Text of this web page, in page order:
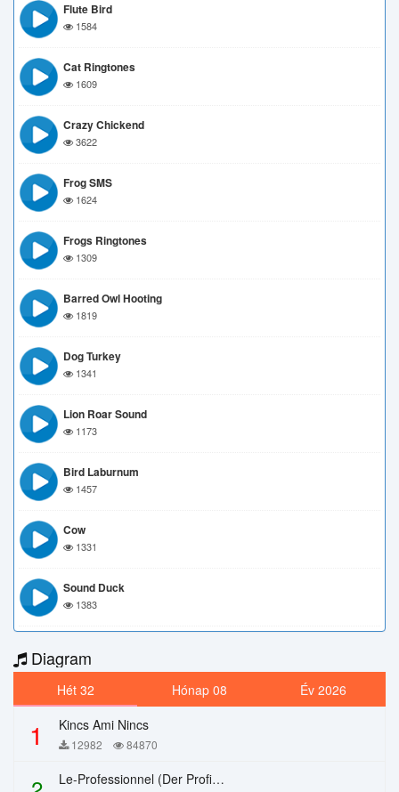
Flute Bird
1584
Cat Ringtones
1609
Crazy Chickend
3622
Frog SMS
1624
Frogs Ringtones
1309
Barred Owl Hooting
1819
Dog Turkey
1341
Lion Roar Sound
1173
Bird Laburnum
1457
Cow
1331
Sound Duck
1383
Diagram
Hét 32 Hónap 08 Év 2026
1 Kincs Ami Nincs
12982 84870
Le-Professionnel (Der Profi) – Chi Mai